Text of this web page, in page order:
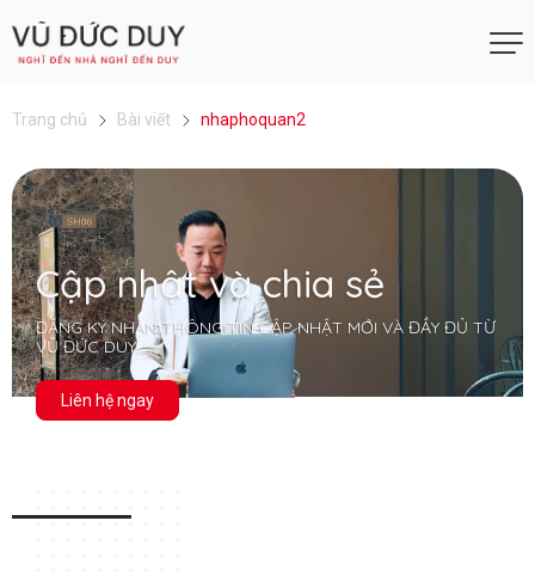
Trang chủ Bài viết nhaphoquan2
Cập nhật và chia sẻ
ĐĂNG KÝ NHẬN THÔNG TIN CẬP NHẬT MỚI VÀ ĐẦY ĐỦ TỪ
VŨ ĐỨC DUY
Liên hệ ngay